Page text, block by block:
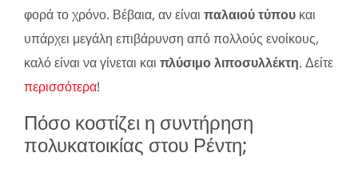
φορά το χρόνο. Βέβαια, αν είναι παλαιού τύπου και
υπάρχει μεγάλη επιβάρυνση από πολλούς ενοίκους,
καλό είναι να γίνεται και πλύσιμο λιποσυλλέκτη. Δείτε
περισσότερα!
Πόσο κοστίζει η συντήρηση
πολυκατοικίας στου Ρέντη;